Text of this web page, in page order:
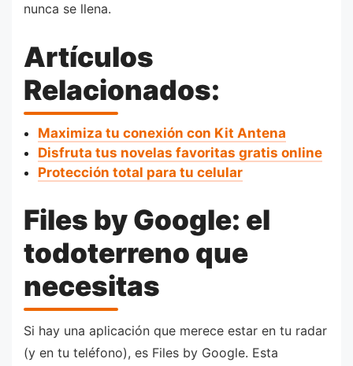
nunca se llena.
Artículos
Relacionados:
Maximiza tu conexión con Kit Antena
Disfruta tus novelas favoritas gratis online
Protección total para tu celular
Files by Google: el
todoterreno que
necesitas
Si hay una aplicación que merece estar en tu radar
(y en tu teléfono), es Files by Google. Esta